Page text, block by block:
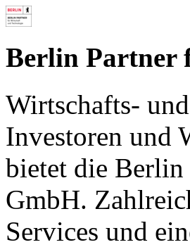
Berlin Partner
Wirtschafts-
Investoren und
bietet die
GmbH.
Services und